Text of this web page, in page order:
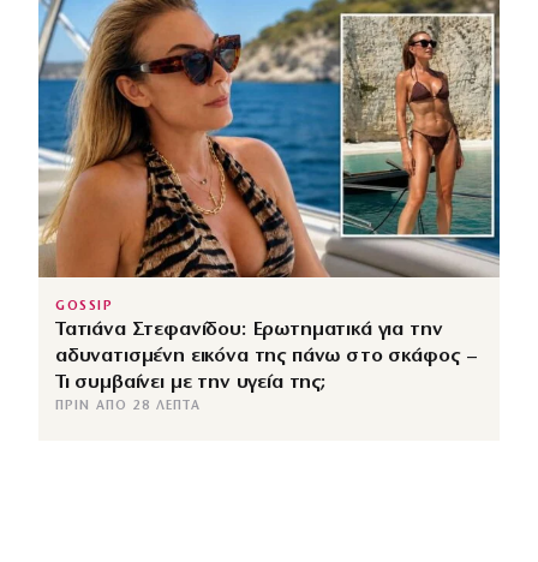
GOSSIP
Τατιάνα Στεφανίδου: Ερωτηματικά για την
αδυνατισμένη εικόνα της πάνω στο σκάφος –
Τι συμβαίνει με την υγεία της;
ΠΡΙΝ ΑΠΌ 28 ΛΕΠΤΆ